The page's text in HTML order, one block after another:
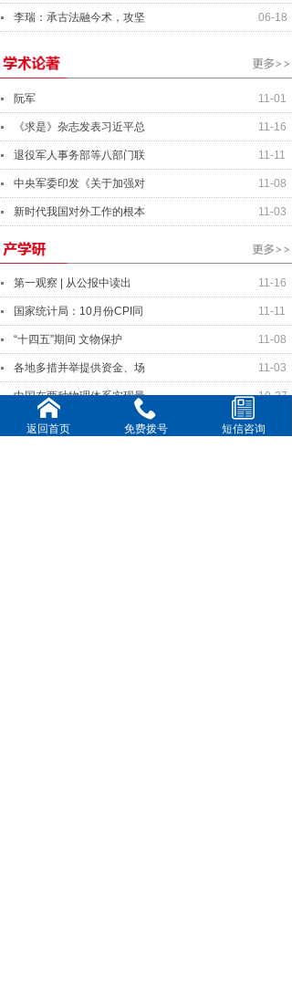
06-18
李瑞：承古法融今术，攻坚
11-01
阮军
11-16
《求是》杂志发表习近平总
11-11
退役军人事务部等八部门联
11-08
中央军委印发《关于加强对
11-03
新时代我国对外工作的根本
11-16
第一观察 | 从公报中读出
11-11
国家统计局：10月份CPI同
11-08
“十四五”期间 文物保护
11-03
各地多措并举提供资金、场
10-27
中国在两种物理体系实现量
返回首页 免费拨号 短信咨询